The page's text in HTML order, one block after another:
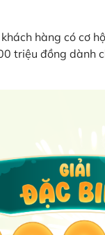
khách hàng có cơ
triệu đồng dành